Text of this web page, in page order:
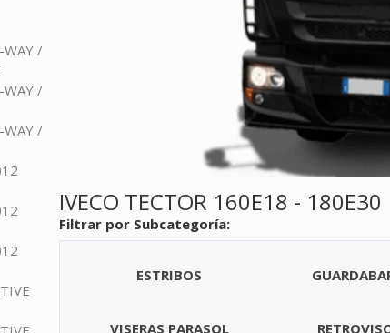
WAY /
WAY /
WAY /
IVECO TECTOR 160E18 - 180E30
Filtrar por Subcategoría:
ESTRIBOS
VISERAS PARASOL